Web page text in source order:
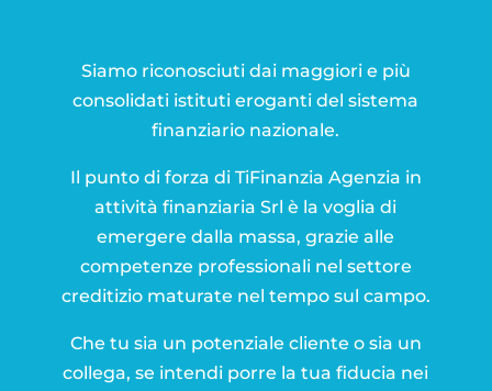
Siamo riconosciuti dai maggiori e più
consolidati istituti eroganti del sistema
finanziario nazionale.
Il punto di forza di TiFinanzia Agenzia in
attività finanziaria Srl è la voglia di
emergere dalla massa, grazie alle
competenze professionali nel settore
creditizio maturate nel tempo sul campo.
Che tu sia un potenziale cliente o sia un
collega, se intendi porre la tua fiducia nei